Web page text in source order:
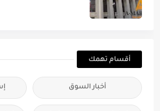
أقسام تهمك
أخبار السوق